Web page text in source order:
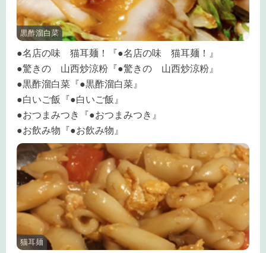
黒酢溜白菜
●名店の味 猫耳麺！『●名店の味 猫耳麺！』
●驚きの 山西炒涼粉『●驚きの 山西炒涼粉』
●黒酢溜白菜『●黒酢溜白菜』
●白いご飯『●白いご飯』
●おつまみつき『●おつまみつき』
●お飲み物『●お飲み物』
猫耳麺